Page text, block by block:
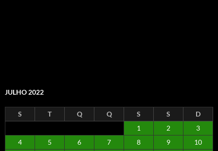
JULHO 2022
S T Q Q S S
D
1
2
3
4
5 6 7 8 9
10